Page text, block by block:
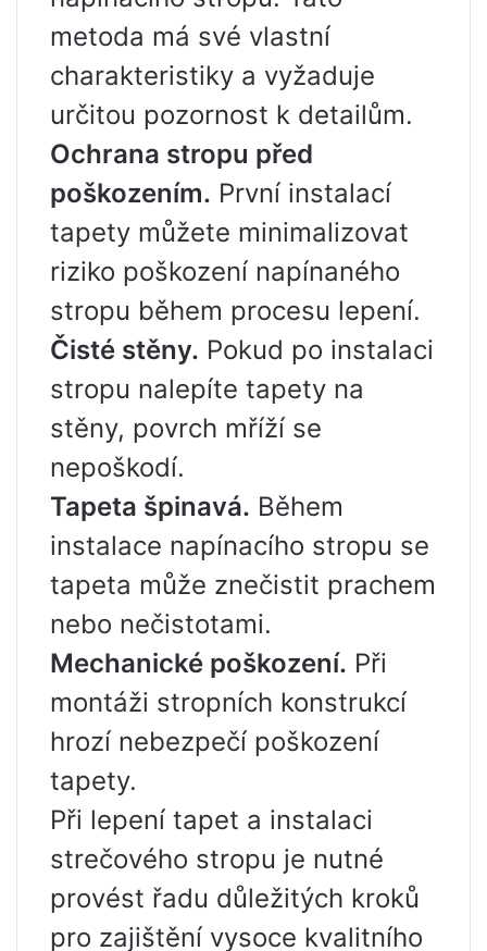
metoda má své vlastní
charakteristiky a vyžaduje
určitou pozornost k detailům.
Ochrana stropu před
poškozením. První instalací
tapety můžete minimalizovat
riziko poškození napínaného
stropu během procesu lepení.
Čisté stěny. Pokud po instalaci
stropu nalepíte tapety na
stěny, povrch mříží se
nepoškodí.
Tapeta špinavá. Během
instalace napínacího stropu se
tapeta může znečistit prachem
nebo nečistotami.
Mechanické poškození. Při
montáži stropních konstrukcí
hrozí nebezpečí poškození
tapety.
Při lepení tapet a instalaci
strečového stropu je nutné
provést řadu důležitých kroků
pro zajištění vysoce kvalitního